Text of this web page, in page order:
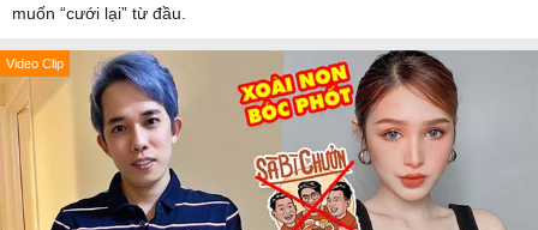
muốn “cưới lại” từ đầu.
Video Clip